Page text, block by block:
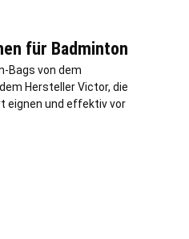
für Badminton
Bags von dem
Hersteller Victor, die
eignen und effektiv vor